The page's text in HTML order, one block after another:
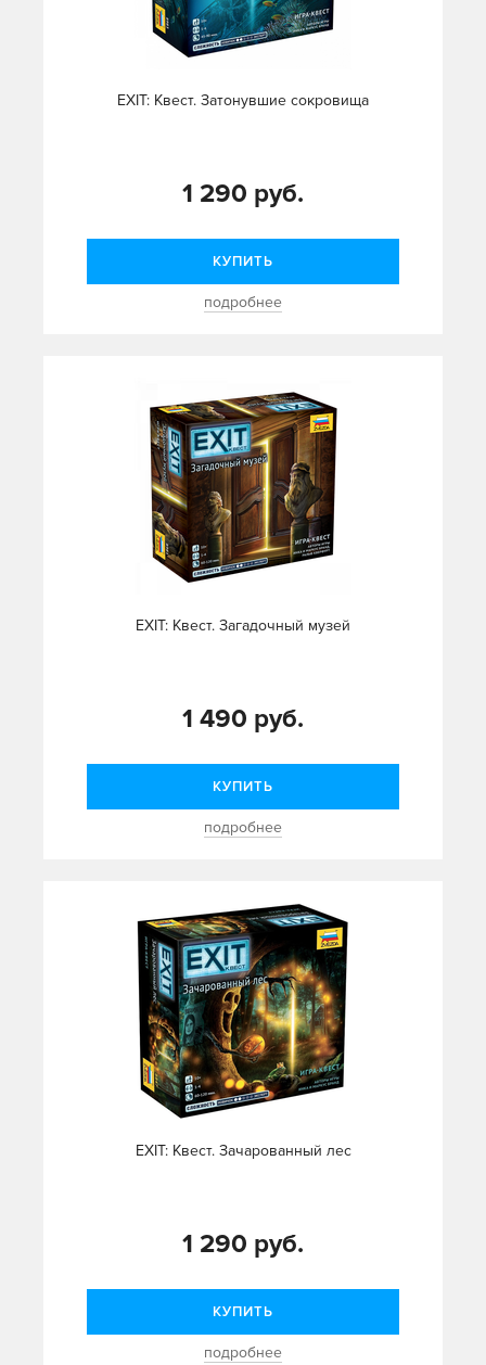
EXIT: Квест. Затонувшие сокровища
1 290 руб.
КУПИТЬ
подробнее
EXIT: Квест. Загадочный музей
1 490 руб.
КУПИТЬ
подробнее
EXIT: Квест. Зачарованный лес
1 290 руб.
КУПИТЬ
подробнее